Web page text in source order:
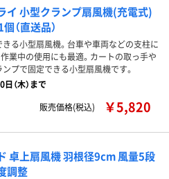
イ 小型クランプ扇風機(充電式)
（直送品）
る小型扇風機。台車や車両などの支柱に
業中の使用にも最適。カートの取っ手や
プで固定できる小型扇風機です。
（木）まで
販売価格(税込)
￥5,820
卓上扇風機 羽根径9cm 風量5段
調整